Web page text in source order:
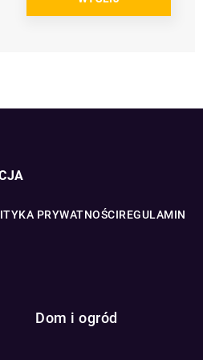
PRYWATNOŚCIREGULAMIN
Dom i ogród